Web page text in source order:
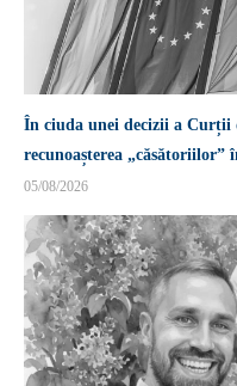
În ciuda unei decizii a Curții
recunoașterea „căsătoriilor”
05/08/2026